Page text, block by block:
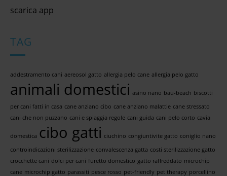
scarica app
TAG
addestramento cani aereosol gatto allergia pelo cane allergia pelo gatto
animali domestici asino nano bau-beach biscotti
per cani fatti in casa cane anziano cibo cane anziano malattie cane stressato
cani che non puzzano cani e spiaggia regole cani guida cani pelo corto cavia
domestica cibo gatti ciuchino congiuntivite gatto coniglio nano
controindicazioni sterilizzazione convalescenza gatta costi sterilizzazione gatto
crocchette cani dolci per cani furetto domestico gatto raffreddato microchip
cane microchip gatto parassiti pesce rosso pet-friendly pet therapy porcellino